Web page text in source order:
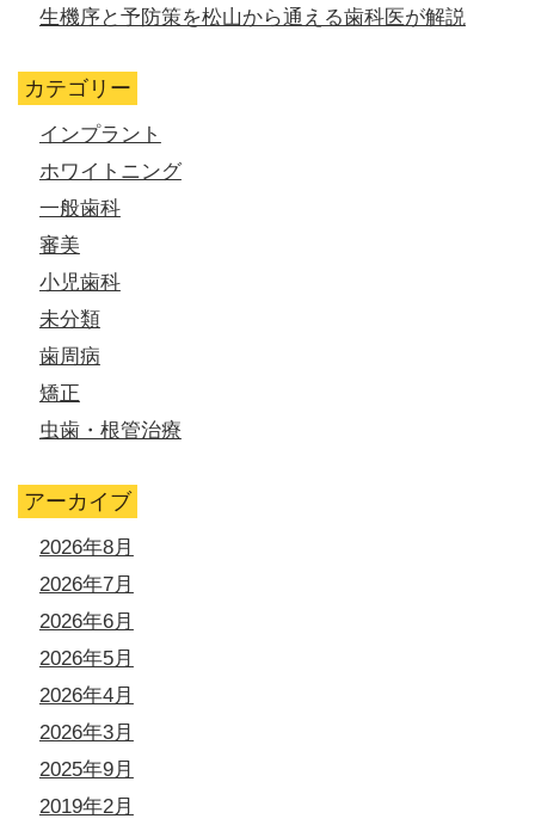
生機序と予防策を松山から通える歯科医が解説
カテゴリー
インプラント
ホワイトニング
一般歯科
審美
小児歯科
未分類
歯周病
矯正
虫歯・根管治療
アーカイブ
2026年8月
2026年7月
2026年6月
2026年5月
2026年4月
2026年3月
2025年9月
2019年2月